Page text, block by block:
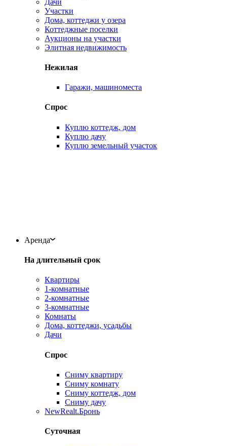
Участки
Дома, коттеджи у озера
Коттеджные поселки
Аукционы на участки
Элитная недвижимость
Нежилая
Гаражи, машиноместа
Спрос
Куплю коттедж, дом
Куплю дачу
Куплю земельный участок
Аренда
На длительный срок
Квартиры
1-комнатные
2-комнатные
3-комнатные
Комнаты
Дома, коттеджи, усадьбы
Дачи
Спрос
Сниму квартиру
Сниму комнату
Сниму коттедж, дом
Сниму дачу
NewRealt.Бронь
Суточная